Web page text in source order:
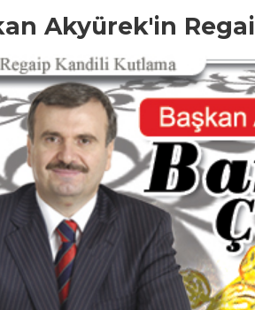
Akyürek'in